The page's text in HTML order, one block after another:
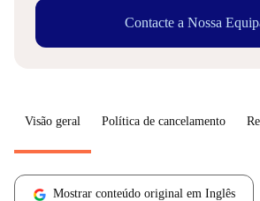
Contacte a Nossa
Visão geral Política de cancelamento
Mostrar conteúdo original em Inglês